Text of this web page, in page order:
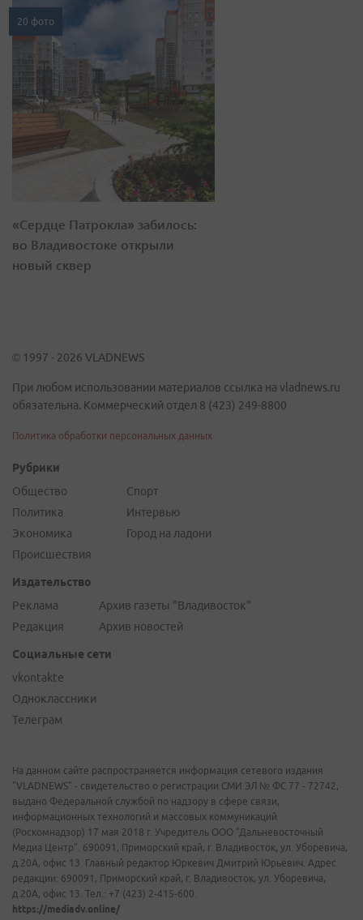
20 фото
«Сердце Патрокла» забилось:
во Владивостоке открыли
новый сквер
© 1997 - 2026 VLADNEWS
При любом использовании материалов ссылка на vladnews.ru
обязательна. Коммерческий отдел 8 (423) 249-8800
Политика обработки персональных данных
Рубрики
Общество
Политика
Экономика
Происшествия
Спорт
Интервью
Город на ладони
Издательство
Реклама
Редакция
Архив газеты "Владивосток"
Архив новостей
Социальные сети
vkontakte
Одноклассники
Телеграм
На данном сайте распространяется информация сетевого издания
"VLADNEWS" - свидетельство о регистрации СМИ ЭЛ № ФС 77 - 72742,
выдано Федеральной службой по надзору в сфере связи,
информационных технологий и массовых коммуникаций
(Роскомнадзор) 17 мая 2018 г. Учредитель ООО "Дальневосточный
Медиа Центр". 690091, Приморский край, г. Владивосток, ул. Уборевича,
д.20А, офис 13. Главный редактор Юркевич Дмитрий Юрьевич. Адрес
редакции: 690091, Приморский край, г. Владивосток, ул. Уборевича,
д.20А, офис 13. Тел.: +7 (423) 2-415-600.
https://mediadv.online/